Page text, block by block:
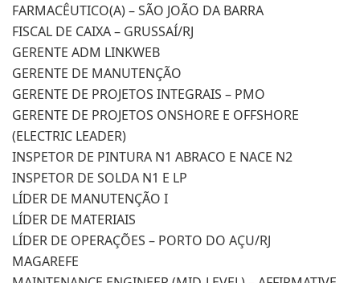
FARMACÊUTICO(A) – SÃO JOÃO DA BARRA
FISCAL DE CAIXA – GRUSSAÍ/RJ
GERENTE ADM LINKWEB
GERENTE DE MANUTENÇÃO
GERENTE DE PROJETOS INTEGRAIS – PMO
GERENTE DE PROJETOS ONSHORE E OFFSHORE
(ELECTRIC LEADER)
INSPETOR DE PINTURA N1 ABRACO E NACE N2
INSPETOR DE SOLDA N1 E LP
LÍDER DE MANUTENÇÃO I
LÍDER DE MATERIAIS
LÍDER DE OPERAÇÕES – PORTO DO AÇU/RJ
MAGAREFE